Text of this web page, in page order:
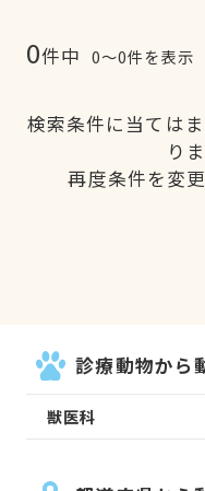
0件中 0〜0件を表示
検索条件に当ては
り
再度条件を変
診療動物から
獣医科